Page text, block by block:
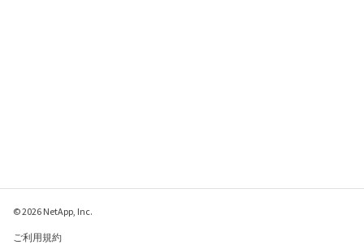
© 2026 NetApp, Inc.
ご利用規約